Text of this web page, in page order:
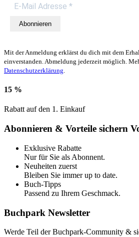
Abonnieren
Mit der Anmeldung erklärst du dich mit dem
einverstanden. Abmeldung jederzeit möglich.
Datenschutzerklärung
15 %
Rabatt auf den 1. Einkauf
Abonnieren & Vorteile sichern
Exklusive Rabatte
Nur für Sie als Abonnent.
Neuheiten zuerst
Bleiben Sie immer up to date.
Buch-Tipps
Passend zu Ihrem Geschmack.
Buchpark Newsletter
Werde Teil der Buchpark-Community &